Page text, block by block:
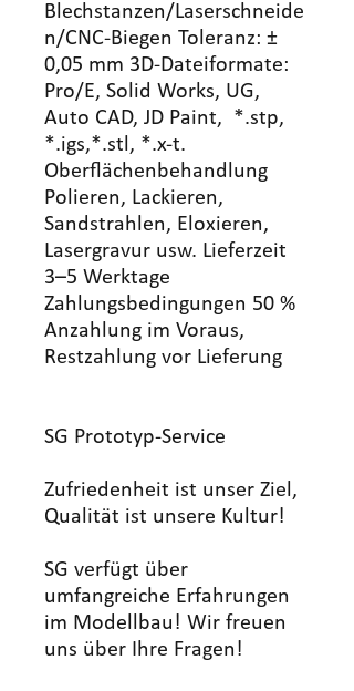
Blechstanzen/Laserschneide
n/CNC-Biegen Toleranz: ±
0,05 mm 3D-Dateiformate:
Pro/E, Solid Works, UG,
Auto CAD, JD Paint, *.stp,
*.igs,*.stl, *.x-t.
Oberflächenbehandlung
Polieren, Lackieren,
Sandstrahlen, Eloxieren,
Lasergravur usw. Lieferzeit
3–5 Werktage
Zahlungsbedingungen 50 %
Anzahlung im Voraus,
Restzahlung vor Lieferung
SG Prototyp-Service
Zufriedenheit ist unser Ziel,
Qualität ist unsere Kultur!
SG verfügt über
umfangreiche Erfahrungen
im Modellbau! Wir freuen
uns über Ihre Fragen!